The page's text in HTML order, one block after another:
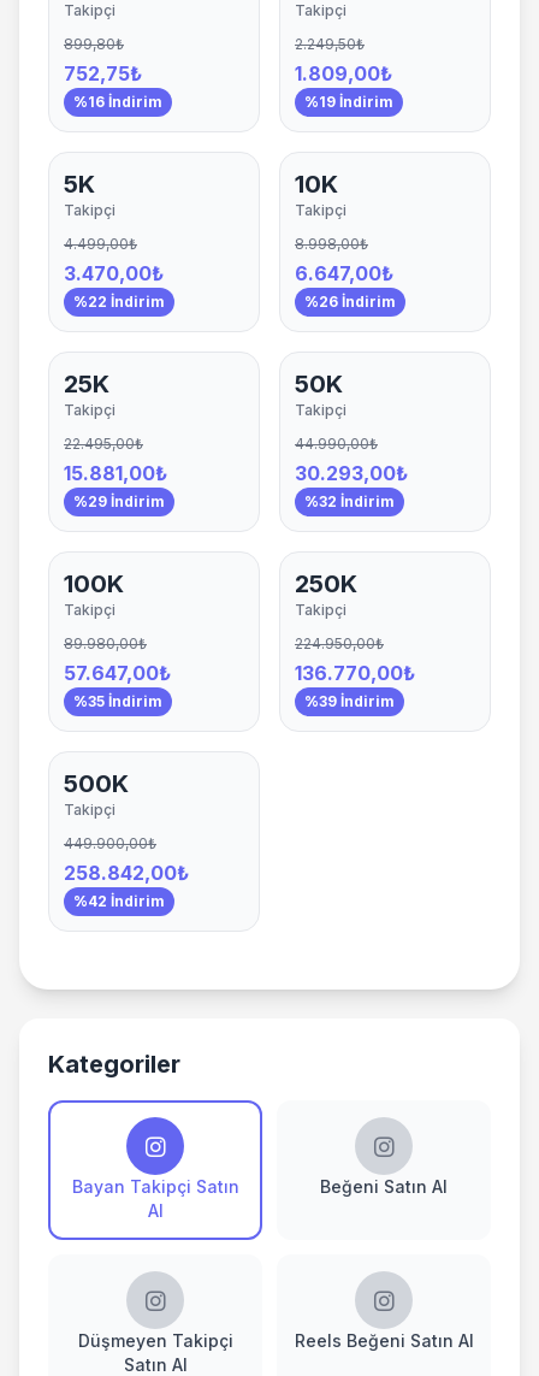
Takipçi
899,80₺
752,75₺
%16 İndirim
Takipçi
2.249,50₺
1.809,00₺
%19 İndirim
5K
Takipçi
4.499,00₺
3.470,00₺
%22 İndirim
10K
Takipçi
8.998,00₺
6.647,00₺
%26 İndirim
25K
Takipçi
22.495,00₺
15.881,00₺
%29 İndirim
50K
Takipçi
44.990,00₺
30.293,00₺
%32 İndirim
100K
Takipçi
89.980,00₺
57.647,00₺
%35 İndirim
250K
Takipçi
224.950,00₺
136.770,00₺
%39 İndirim
500K
Takipçi
449.900,00₺
258.842,00₺
%42 İndirim
Kategoriler
Bayan Takipçi Satın
Al
Beğeni Satın Al
Düşmeyen Takipçi
Satın Al
Reels Beğeni Satın Al